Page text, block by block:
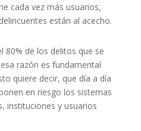
cada vez más usuarios,
están al acecho.
80% de los delitos que se
razón es fundamental
quiere decir, que día a día
en riesgo los sistemas
instituciones y usuarios